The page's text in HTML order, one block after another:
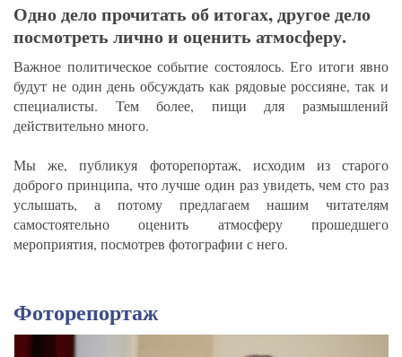
Одно дело прочитать об итогах, другое дело
посмотреть лично и оценить атмосферу.
Важное политическое событие состоялось. Его итоги явно
будут не один день обсуждать как рядовые россияне, так и
специалисты. Тем более, пищи для размышлений
действительно много.
Мы же, публикуя фоторепортаж, исходим из старого
доброго принципа, что лучше один раз увидеть, чем сто раз
услышать, а потому предлагаем нашим читателям
самостоятельно оценить атмосферу прошедшего
мероприятия, посмотрев фотографии с него.
Фоторепортаж